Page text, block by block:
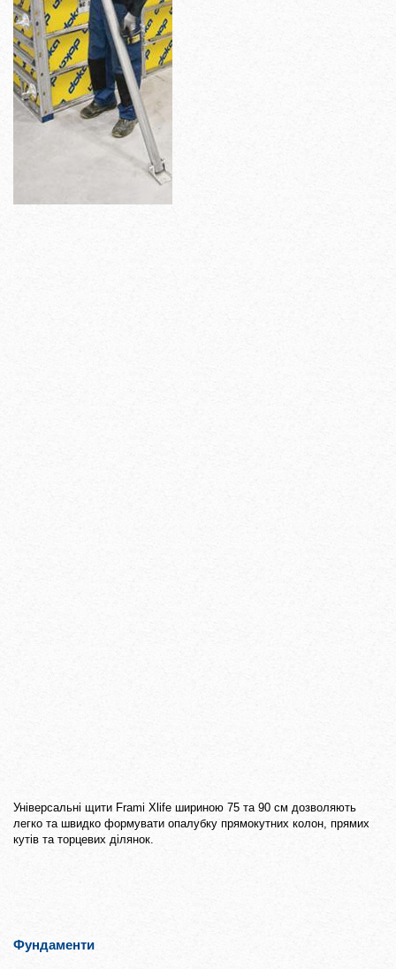
Універсальні щити Frami Xlife шириною 75 тa 90 см дозволяють
легко та швидко формувати опалубку прямокутних колон, прямих
кутів та торцевих ділянок.
Фундаменти